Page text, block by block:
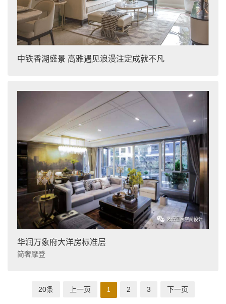
中铁香湖盛景 高雅遇见浪漫注定成就不凡
华润万象府大洋房标准层
简奢摩登
20条 上一页 1 2 3 下一页